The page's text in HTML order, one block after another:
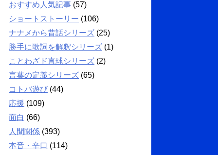
おすすめ人気記事 (57)
ショートストーリー (106)
ナナメから昔話シリーズ (25)
勝手に歌詞を解釈シリーズ (1)
ことわざド直球シリーズ (2)
言葉の定義シリーズ (65)
コトバ遊び (44)
応援 (109)
面白 (66)
人間関係 (393)
本音・辛口 (114)